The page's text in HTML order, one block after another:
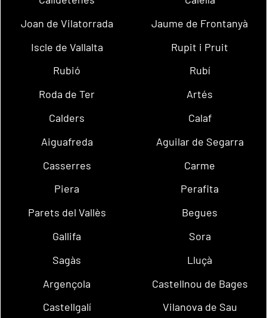
Joan de Vilatorrada
Jaume de Frontanyà
Iscle de Vallalta
Rupit i Pruit
Rubió
Rubí
Roda de Ter
Artés
Calders
Calaf
Aiguafreda
Aguilar de Segarra
Casserres
Carme
Piera
Perafita
Parets del Vallès
Begues
Gallifa
Sora
Sagàs
Lluçà
Argençola
Castellnou de Bages
Castellgalí
Vilanova de Sau